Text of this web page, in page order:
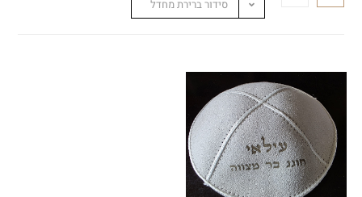
סידור ברירת מחדל